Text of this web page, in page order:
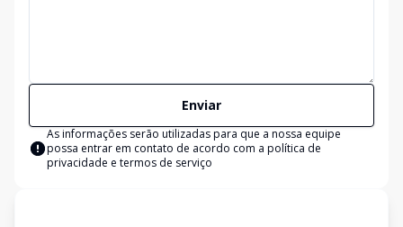
Enviar
As informações serão utilizadas para que a nossa equipe
possa entrar em contato de acordo com a política de
privacidade e termos de serviço